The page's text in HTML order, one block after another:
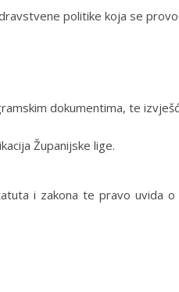
politike koja se
dokumentima, te
Županijske lige.
i zakona te pravo uvida